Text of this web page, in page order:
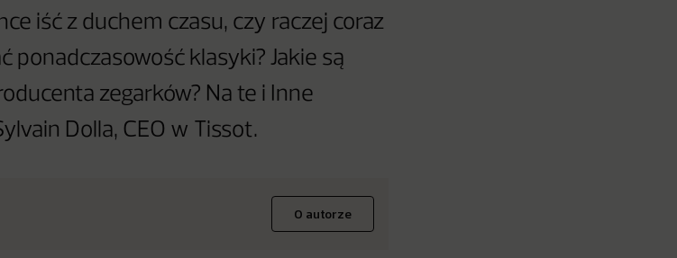
iść z duchem czasu, czy raczej coraz
ponadczasowość klasyki? Jakie są
zegarków? Na te i Inne
Dolla, CEO w Tissot.
O autorze